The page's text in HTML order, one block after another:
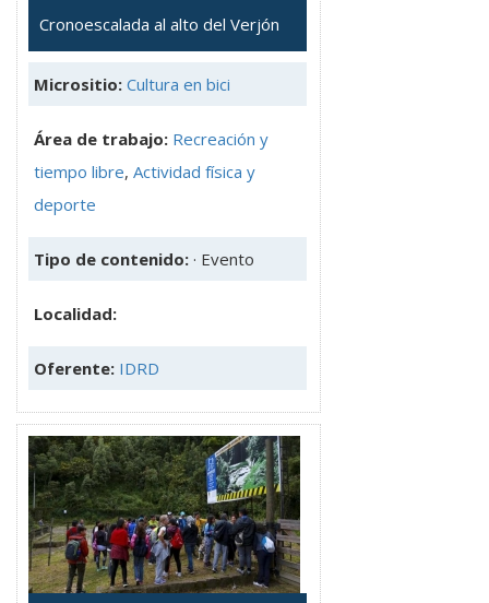
Cronoescalada al alto del Verjón
Micrositio: Cultura en bici
Área de trabajo: Recreación y
tiempo libre, Actividad física y
deporte
Tipo de contenido: · Evento
Localidad:
Oferente: IDRD